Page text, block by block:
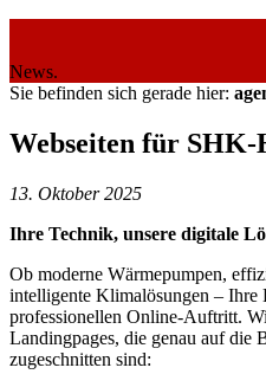
News.
Sie befinden sich gerade hier:
Webseiten für
13. Oktober 2025
Ihre Technik, unsere digitale
Ob moderne Wärmepumpen,
intelligente Klimalösungen – Ihre
professionellen Online-Auftritt.
Landingpages, die genau auf die
zugeschnitten sind: